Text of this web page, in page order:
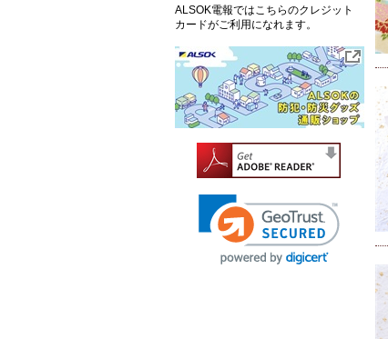
ALSOK電報ではこちらのクレジット
カードがご利用になれます。